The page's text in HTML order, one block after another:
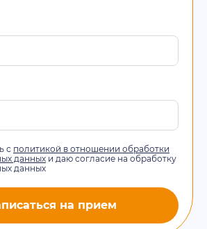
с политикой в отношении обработки
данных и даю согласие на обработку
данных
на прием